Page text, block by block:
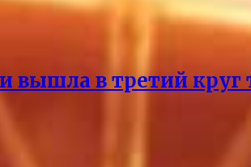
вышла в третий круг